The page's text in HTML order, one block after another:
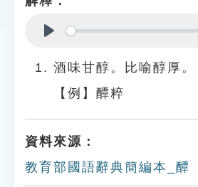
酒味甘醇。比喻醇厚。
【例】醰粹
資料來源：
教育部國語辭典簡編本_醰